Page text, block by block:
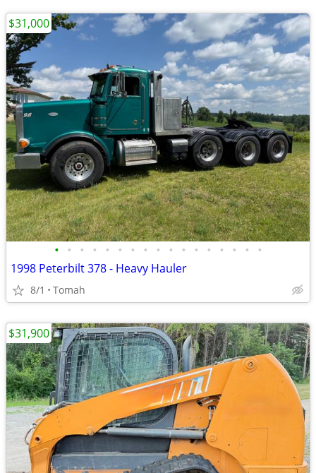
• • • • • • • • • • • • • • • • •
1998 Peterbilt 378 - Heavy Hauler
8/1 Tomah
$31,000
$31,900